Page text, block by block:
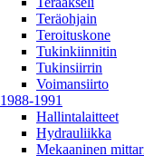
Teräohjain
Teroituskone
Tukinkiinnitin
Tukinsiirrin
Voimansiirto
1988-1991
Hallintalaitteet
Hydrauliikka
Mekaaninen